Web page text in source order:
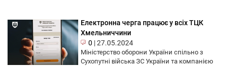
Електронна черга працює у всіх ТЦК
Хмельниччини
0 |27.05.2024
Міністерство оборони України спільно з
Сухопутні війська ЗС України та компанією